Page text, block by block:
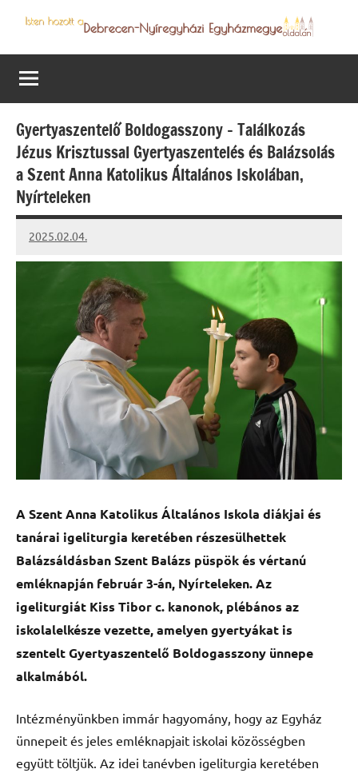
content
Debrecen-
Nyíregyházi
Egyházmegye
programjai
Gyertyaszentelő Boldogasszony – Találkozás
Jézus Krisztussal Gyertyaszentelés és Balázsolás
a Szent Anna Katolikus Általános Iskolában,
Nyírteleken
2025.02.04.
Leiszt
Máté
A Szent Anna Katolikus Általános Iskola diákjai és
tanárai igeliturgia keretében részesülhettek
Balázsáldásban Szent Balázs püspök és vértanú
emléknapján február 3-án, Nyírteleken. Az
igeliturgiát Kiss Tibor c. kanonok, plébános az
iskolalelkésze vezette, amelyen gyertyákat is
szentelt Gyertyaszentelő Boldogasszony ünnepe
alkalmából.
Intézményünkben immár hagyomány, hogy az Egyház
ünnepeit és jeles emléknapjait iskolai közösségben
együtt töltjük. Az idei tanévben igeliturgia keretében